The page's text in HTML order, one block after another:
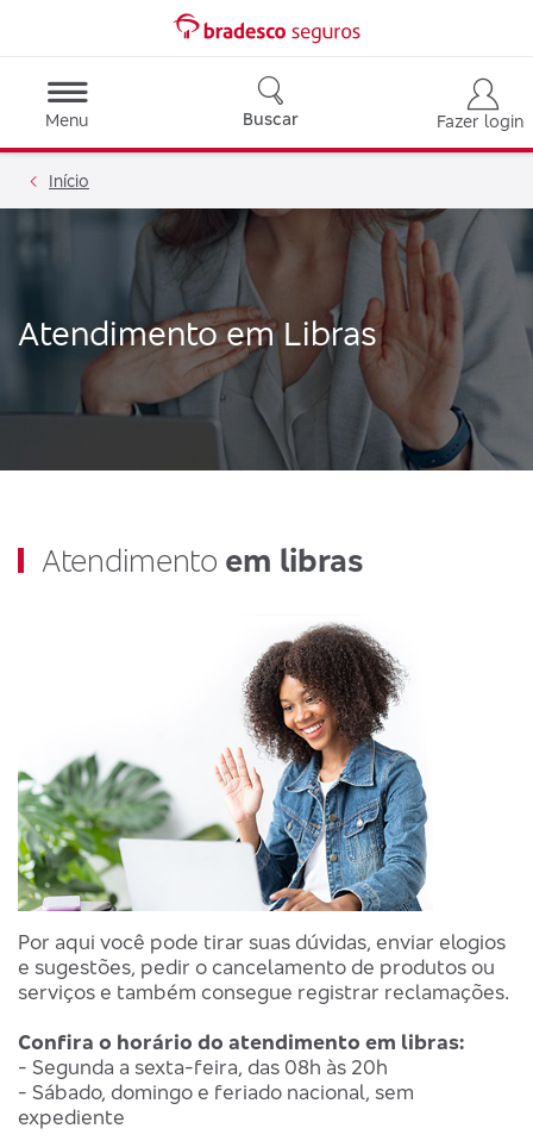
Menu Buscar Fazer login
Início
Atendimento em Libras
Atendimento em libras
Por aqui você pode tirar suas dúvidas, enviar elogios
e sugestões, pedir o cancelamento de produtos ou
serviços e também consegue registrar reclamações.
Confira o horário do atendimento em libras:
- Segunda a sexta-feira, das 08h às 20h
- Sábado, domingo e feriado nacional, sem
expediente